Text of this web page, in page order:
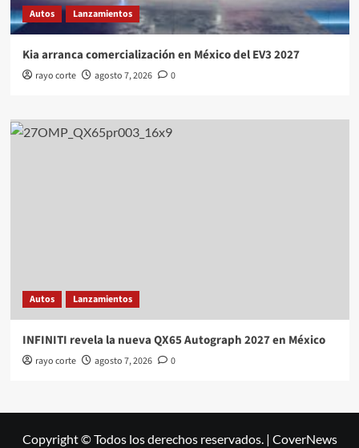
Autos Lanzamientos
Kia arranca comercialización en México del EV3 2027
rayo corte agosto 7, 2026 0
Autos Lanzamientos
INFINITI revela la nueva QX65 Autograph 2027 en México
rayo corte agosto 7, 2026 0
Copyright © Todos los derechos reservados. | CoverNews